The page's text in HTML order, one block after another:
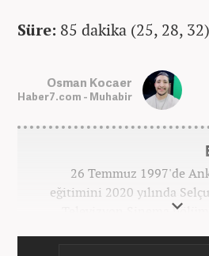
Süre: 85 dakika (25, 28, 32)
Osman Kocaer
Haber7.com - Muhabir
26 Temmuz 1997'de
eğitimini 2020 yılında
Televizyon Sinema